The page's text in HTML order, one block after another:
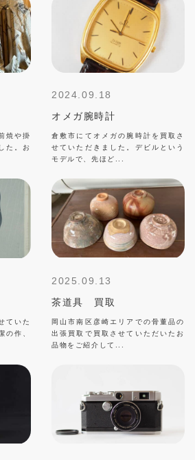
焼や掛
た。お
2024.09.18
オメガ腕時計
倉敷市にてオメガの腕時計を買取さ
せていただきました。デビルという
モデルで、先ほど...
ていた
の作、
2025.09.13
茶道具 買取
岡山市南区彦崎エリアでの骨董品の
出張買取で買取させていただいたお
品物をご紹介して...